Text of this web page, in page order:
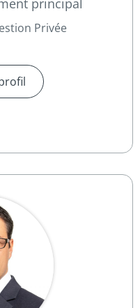
principal
Privée